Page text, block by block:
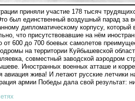
приняли участие 178 тысяч
был единственный воздушный парад за
дипломатическому корпусу,
что присутствовавшие на нём
от 600 до 700 боевых самолетов
на территории Куйбышевской
совместный заводской аэродром
Иностранных военных атташе и
авиация жива! И летают русские
армии Победы дала свой результат: